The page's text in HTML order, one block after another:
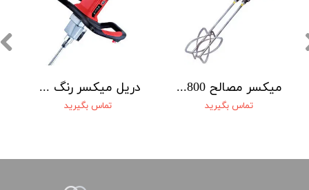
دريل ميکسر رنگ و مصالح 1600 وات محک با دو عدد همزن و کيف
تماس بگیرید
ميکسر مصالح 1800 وات دو محوره محک MX-1800
تماس بگیرید